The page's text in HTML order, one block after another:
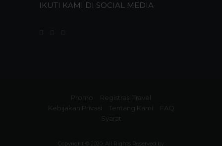
IKUTI KAMI DI SOCIAL MEDIA
Promo
Registrasi Travel
Kebijakan Privasi
Tentang Kami
FAQ
Syarat
Copyright © 2020. All Rights Reserved by